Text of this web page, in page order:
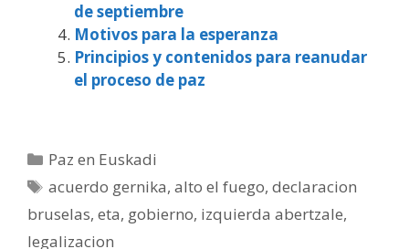
de septiembre
Motivos para la esperanza
Principios y contenidos para reanudar
el proceso de paz
Categorías
Paz en Euskadi
Etiquetas
acuerdo gernika,alto el fuego,declaracion
bruselas, eta, gobierno, izquierda abertzale,
legalizacion